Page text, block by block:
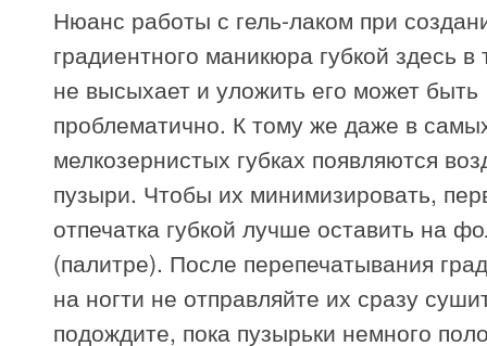
Нюанс работы с гель-лаком при
градиентного маникюра губкой здесь в
не высыхает и уложить его может быть
проблематично. К тому же даже в
мелкозернистых губках появляются
пузыри. Чтобы их минимизировать,
отпечатка губкой лучше оставить на
(палитре). После перепечатывания
на ногти не отправляйте их сразу
подождите, пока пузырьки немного